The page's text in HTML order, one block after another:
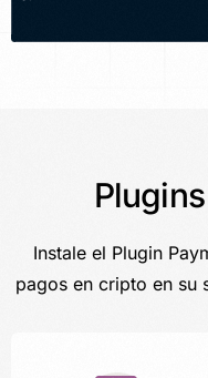
Instale el Plugin
pagos en cripto en su